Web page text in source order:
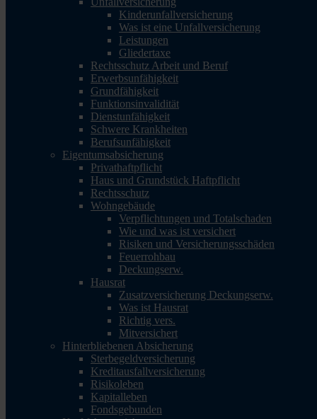
Kinderunfallversicherung
Was ist eine Unfallversicherung
Leistungen
Gliedertaxe
Rechtsschutz Arbeit und Beruf
Erwerbsunfähigkeit
Grundfähigkeit
Funktionsinvalidität
Dienstunfähigkeit
Schwere Krankheiten
Berufsunfähigkeit
Eigentumsabsicherung
Privathaftpflicht
Haus und Grundstück Haftpflicht
Rechtsschutz
Wohngebäude
Verpflichtungen und Totalschaden
Wie und was ist versichert
Risiken und Versicherungsschäden
Feuerrohbau
Deckungserw.
Hausrat
Zusatzversicherung Deckungserw.
Was ist Hausrat
Richtig vers.
Mitversichert
Hinterbliebenen Absicherung
Sterbegeldversicherung
Kreditausfallversicherung
Risikoleben
Kapitalleben
Fondsgebunden